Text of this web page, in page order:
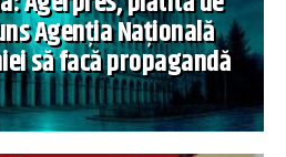
Agenția Națională
să facă propagandă